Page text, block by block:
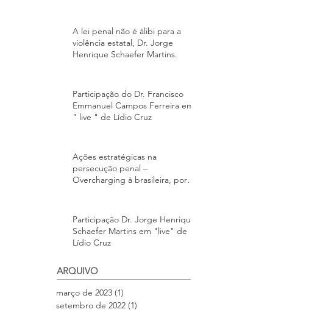
A lei penal não é álibi para a
violência estatal, Dr. Jorge
Henrique Schaefer Martins.
Participação do Dr. Francisco
Emmanuel Campos Ferreira em
" live " de Lídio Cruz
Ações estratégicas na
persecução penal –
Overcharging à brasileira, por
Participação Dr. Jorge Henrique
Schaefer Martins em "live" de
Lídio Cruz
ARQUIVO
março de 2023 (1)
setembro de 2022 (1)